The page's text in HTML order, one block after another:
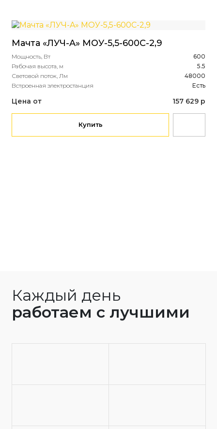
Мачта «ЛУЧ-A» МОУ-5,5-600С-2,9
Мощность, Вт
600
Рабочая высота, м
5.5
Световой поток, Лм
48000
Встроенная электростанция
Есть
Цена от 157 629 р
Купить
Каждый день
работаем с лучшими